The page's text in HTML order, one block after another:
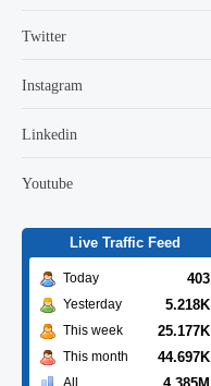
Twitter
Instagram
Linkedin
Youtube
Live Traffic Feed
Today 403
Yesterday 5.218K
This week 25.177K
This month 44.697K